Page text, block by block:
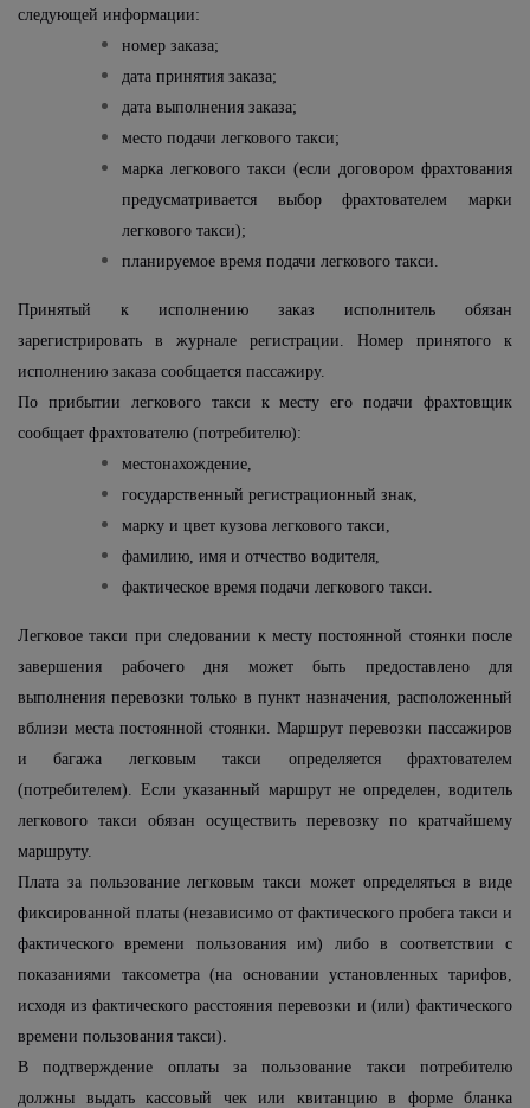
следующей информации:
номер заказа;
дата принятия заказа;
дата выполнения заказа;
место подачи легкового такси;
марка легкового такси (если договором фрахтования
предусматривается выбор фрахтователем марки
легкового такси);
планируемое время подачи легкового такси.
Принятый к исполнению заказ исполнитель обязан
зарегистрировать в журнале регистрации. Номер принятого к
исполнению заказа сообщается пассажиру.
По прибытии легкового такси к месту его подачи фрахтовщик
сообщает фрахтователю (потребителю):
местонахождение,
государственный регистрационный знак,
марку и цвет кузова легкового такси,
фамилию, имя и отчество водителя,
фактическое время подачи легкового такси.
Легковое такси при следовании к месту постоянной стоянки после
завершения рабочего дня может быть предоставлено для
выполнения перевозки только в пункт назначения, расположенный
вблизи места постоянной стоянки. Маршрут перевозки пассажиров
и багажа легковым такси определяется фрахтователем
(потребителем). Если указанный маршрут не определен, водитель
легкового такси обязан осуществить перевозку по кратчайшему
маршруту.
Плата за пользование легковым такси может определяться в виде
фиксированной платы (независимо от фактического пробега такси и
фактического времени пользования им) либо в соответствии с
показаниями таксометра (на основании установленных тарифов,
исходя из фактического расстояния перевозки и (или) фактического
времени пользования такси).
В подтверждение оплаты за пользование такси потребителю
должны выдать кассовый чек или квитанцию в форме бланка